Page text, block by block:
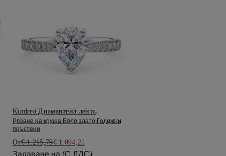
Kindrea Диамантена лента
Рязане на круша Бяло злато Годежни
пръстени
От€ 1.215,79€ 1.094,21
Задаване на (С ДДС)